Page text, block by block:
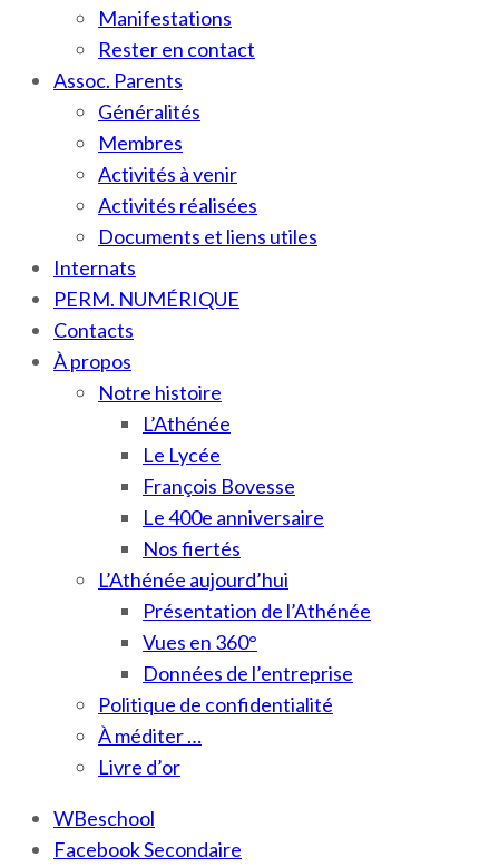
Manifestations
Rester en contact
Assoc. Parents
Généralités
Membres
Activités à venir
Activités réalisées
Documents et liens utiles
Internats
PERM. NUMÉRIQUE
Contacts
À propos
Notre histoire
L’Athénée
Le Lycée
François Bovesse
Le 400e anniversaire
Nos fiertés
L’Athénée aujourd’hui
Présentation de l’Athénée
Vues en 360°
Données de l’entreprise
Politique de confidentialité
À méditer …
Livre d’or
WBeschool
Facebook Secondaire